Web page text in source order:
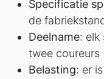
Specificatie
de
Deelname: elk
twee coureurs
Belasting: er